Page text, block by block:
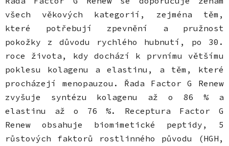
všech věkových kategorií, zejména těm,
které potřebují zpevnění a pružnost
pokožky z důvodu rychlého hubnutí, po 30.
roce života, kdy dochází k prvnímu většímu
poklesu kolagenu a elastinu, a těm, které
procházejí menopauzou. Řada Factor G Renew
zvyšuje syntézu kolagenu až o 86 % a
elastinu až o 76 %. Receptura Factor G
Renew obsahuje biomimetické peptidy, 5
růstových faktorů rostlinného původu (HGH,